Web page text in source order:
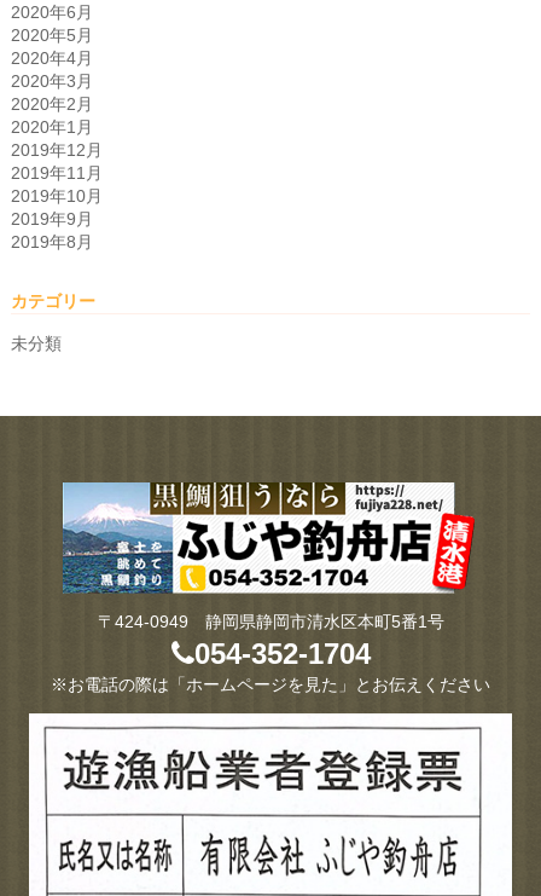
2020年6月
2020年5月
2020年4月
2020年3月
2020年2月
2020年1月
2019年12月
2019年11月
2019年10月
2019年9月
2019年8月
カテゴリー
未分類
〒424-0949 静岡県静岡市清水区本町5番1号
054-352-1704
※お電話の際は「ホームページを見た」とお伝えください